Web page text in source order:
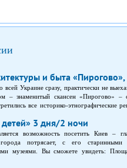
и быта «Пирогово»,
всей Украине сразу, практически не
– знаменитый скансен «Пирогово»
все историко-
этого историко-архитектурного
деревянные церкви, школа,
вашей машиной времени. Программа
3 дня/2 ночи
возможность посетить Киев –
города потрясает, с его
музеями. Вы сможете увидеть: